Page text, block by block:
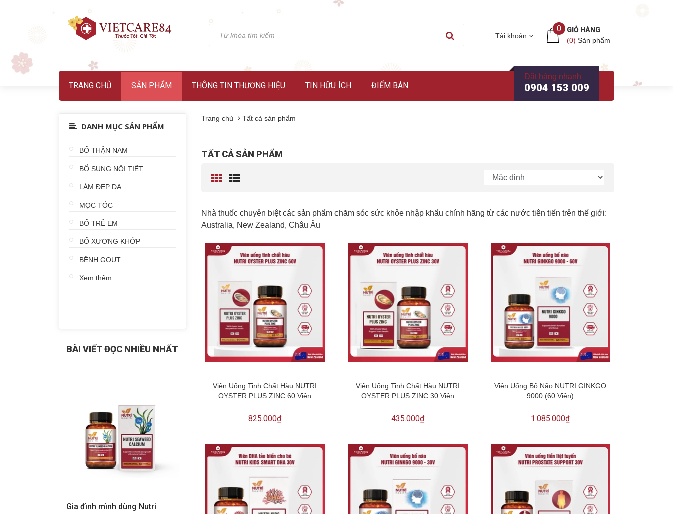
Tài khoản
0
GIỎ HÀNG
(0) Sản phẩm
TRANG CHỦ SẢN PHẨM THÔNG TIN THƯƠNG HIỆU TIN HỮU ÍCH ĐIỂM BÁN
Đặt hàng nhanh
0904 153 009
DANH MỤC SẢN PHẨM
BỔ THẬN NAM
BỔ SUNG NỘI TIẾT
LÀM ĐẸP DA
MỌC TÓC
BỔ TRẺ EM
BỔ XƯƠNG KHỚP
BỆNH GOUT
Xem thêm
BÀI VIẾT ĐỌC NHIỀU NHẤT
Gia đình mình dùng Nutri
Trang chủ Tất cả sản phẩm
TẤT CẢ SẢN PHẨM
Nhà thuốc chuyên biệt các sản phẩm chăm sóc sức khỏe nhập khẩu chính hãng từ các nước tiên tiến trên thế giới:
Australia, New Zealand, Châu Âu
Viên Uống Tinh Chất Hàu NUTRI
OYSTER PLUS ZINC 60 Viên
825.000₫
Viên Uống Tinh Chất Hàu NUTRI
OYSTER PLUS ZINC 30 Viên
435.000₫
Viên Uống Bổ Não NUTRI GINKGO
9000 (60 Viên)
1.085.000₫